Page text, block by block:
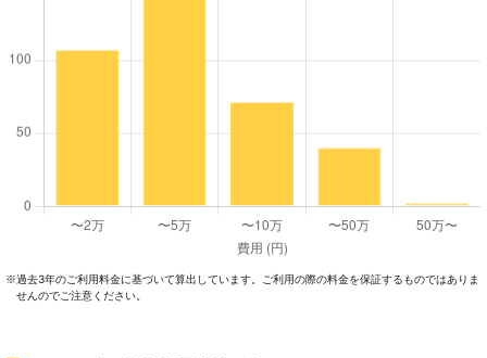
※過去3年のご利⽤料⾦に基づいて算出しています。ご利⽤の際の料⾦を保証するものではありま
せんのでご注意ください。